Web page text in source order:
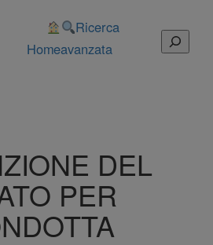
Home
Ricerca
avanzata
Cerca
DEL
PER